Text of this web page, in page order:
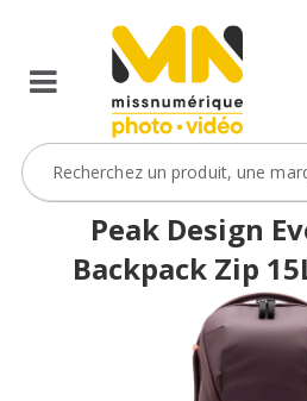
Peak Design
Backpack Zip